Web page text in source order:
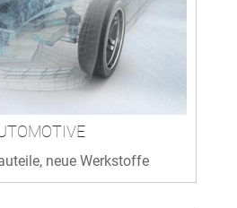
neue Werkstoffe